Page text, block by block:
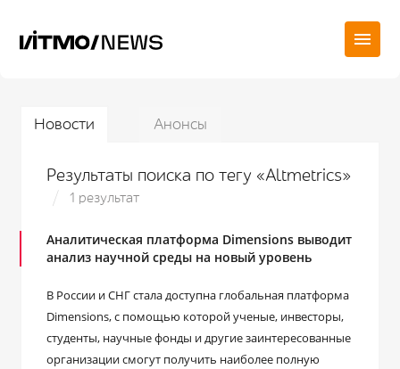
Новости Анонсы
Результаты поиска по тегу «Altmetrics»
1 результат
Аналитическая платформа Dimensions выводит
анализ научной среды на новый уровень
В России и СНГ стала доступна глобальная платформа
Dimensions, с помощью которой ученые, инвесторы,
студенты, научные фонды и другие заинтересованные
организации смогут получить наиболее полную